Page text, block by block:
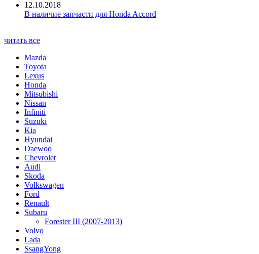
12.10.2018
В наличие запчасти для Honda Accord
читать все
Mazda
Toyota
Lexus
Honda
Mitsubishi
Nissan
Infiniti
Suzuki
Kia
Hyundai
Daewoo
Chevrolet
Audi
Skoda
Volkswagen
Ford
Renault
Subaru
Forester III (2007-2013)
Volvo
Lada
SsangYong